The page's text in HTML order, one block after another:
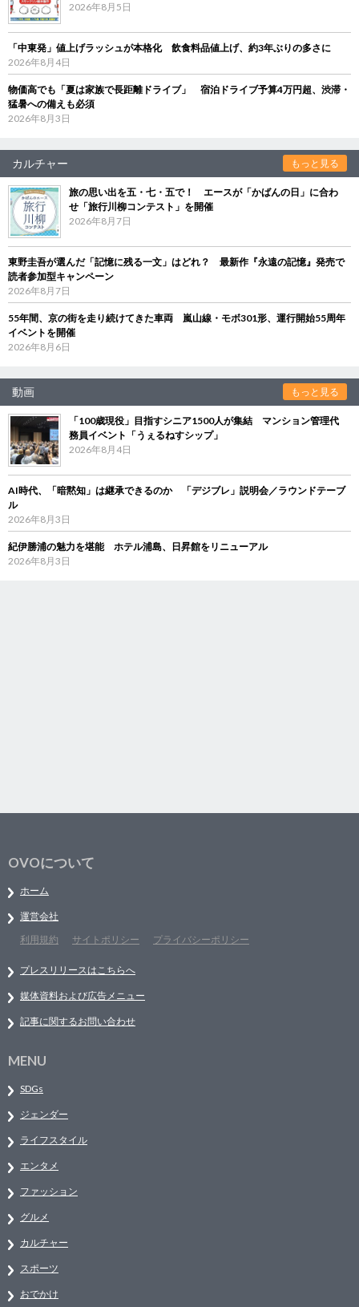
2026年8月5日
「中東発」値上げラッシュが本格化 飲食料品値上げ、約3年ぶりの多さに
2026年8月4日
物価高でも「夏は家族で長距離ドライブ」 宿泊ドライブ予算4万円超、渋滞・
猛暑への備えも必須
2026年8月3日
カルチャー もっと見る
旅の思い出を五・七・五で！ エースが「かばんの日」に合わ
せ「旅行川柳コンテスト」を開催
2026年8月7日
東野圭吾が選んだ「記憶に残る一文」はどれ？ 最新作『永遠の記憶』発売で
読者参加型キャンペーン
2026年8月7日
55年間、京の街を走り続けてきた車両 嵐山線・モボ301形、運行開始55周年
イベントを開催
2026年8月6日
動画 もっと見る
「100歳現役」目指すシニア1500人が集結 マンション管理代
務員イベント「うぇるねすシップ」
2026年8月4日
AI時代、「暗黙知」は継承できるのか 「デジブレ」説明会／ラウンドテーブ
ル
2026年8月3日
紀伊勝浦の魅力を堪能 ホテル浦島、日昇館をリニューアル
2026年8月3日
OVOについて
ホーム
運営会社
利用規約
サイトポリシー プライバシーポリシー
プレスリリースはこちらへ
媒体資料および広告メニュー
記事に関するお問い合わせ
MENU
SDGs
ジェンダー
ライフスタイル
エンタメ
ファッション
グルメ
カルチャー
スポーツ
おでかけ